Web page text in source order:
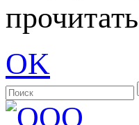
OK